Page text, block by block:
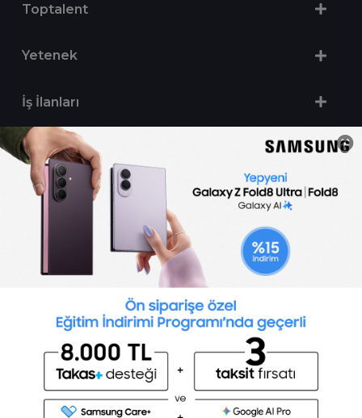
Toptalent
Yetenek
İş İlanları
Sertifika Programları
Yetenek Testleri
Toptalent Marka ve İnsan Kaynakları Danışmanlığı Limited Şirketi Özel İstihdam Bürosu
Olarak 11 / 11 / 2024 - 10 / 11 / 2027 tarihleri arasında faaliyette bulunmak üzere, Türkiye İş
Kurumu tarafından 05.11.2024 tarih ve 16998526 sayılı karar uyarınca 1251 nolu belge ile faaliyet
göstermektedir.Toptalent İş İlanları için tıklayın. 4904 sayılı kanun uyarınca iş arayanlardan